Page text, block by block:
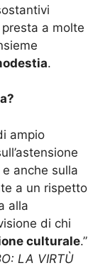
a molte
.
ampio
anche sulla
a un rispetto
alla
di chi
culturale.”
LA VIRTÙ